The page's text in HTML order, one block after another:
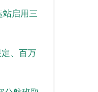
启用三
、百万